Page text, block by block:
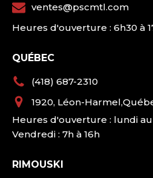
ventes@pscmtl.com
Heures d'ouverture : 6h30 à
QUÉBEC
(418) 687-2310
1920, Léon-
Heures d'ouverture : lundi au
Vendredi : 7h à 16h
RIMOUSKI